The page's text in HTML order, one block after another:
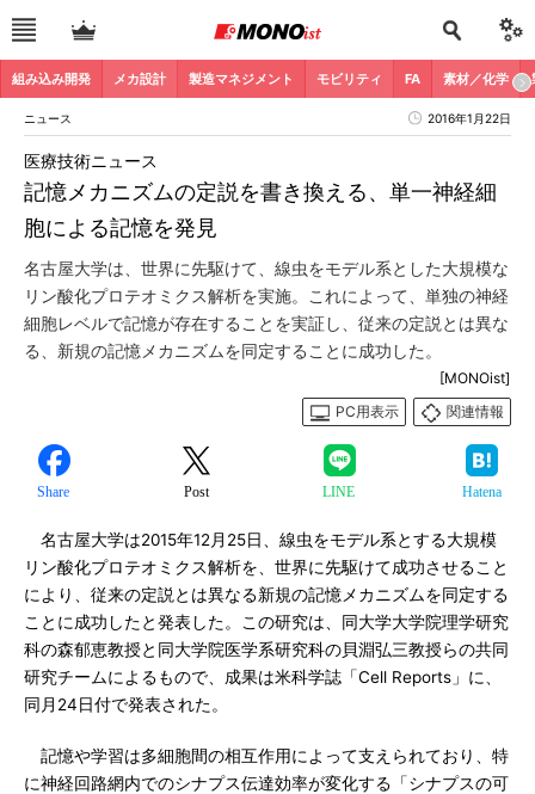
組み込み開発 メカ設計 製造マネジメント モビリティ FA 素材／化学
ニュース 2016年1月22日
記憶メカニズムの定説を書き換える、単一神経細
胞による記憶を発見
医療技術ニュース
名古屋大学は、世界に先駆けて、線虫をモデル系とした大規模な
リン酸化プロテオミクス解析を実施。これによって、単独の神経
細胞レベルで記憶が存在することを実証し、従来の定説とは異な
る、新規の記憶メカニズムを同定することに成功した。
[MONOist]
PC用表示
関連情報
Share Post LINE Hatena
名古屋大学は2015年12月25日、線虫をモデル系とする大規模
リン酸化プロテオミクス解析を、世界に先駆けて成功させること
により、従来の定説とは異なる新規の記憶メカニズムを同定する
ことに成功したと発表した。この研究は、同大学大学院理学研究
科の森郁恵教授と同大学院医学系研究科の貝淵弘三教授らの共同
研究チームによるもので、成果は米科学誌「Cell Reports」に、
同月24日付で発表された。
記憶や学習は多細胞間の相互作用によって支えられており、特
に神経回路網内でのシナプス伝達効率が変化する「シナプスの可